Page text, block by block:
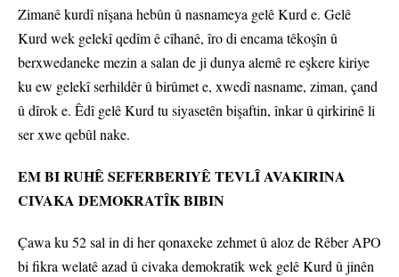
Zimanê kurdî nîşana hebûn û nasnameya gelê Kurd e. Gelê
Kurd wek gelekî qedîm ê cîhanê, îro di encama têkoşîn û
berxwedaneke mezin a salan de ji dunya alemê re eşkere kiriye
ku ew gelekî serhildêr û birûmet e, xwedî nasname, ziman, çand
û dîrok e. Êdî gelê Kurd tu siyasetên bişaftin, înkar û qirkirinê li
ser xwe qebûl nake.
EM BI RUHÊ SEFERBERIYÊ TEVLÎ AVAKIRINA
CIVAKA DEMOKRATÎK BIBIN
Çawa ku 52 sal in di her qonaxeke zehmet û aloz de Rêber APO
bi fikra welatê azad û civaka demokratîk wek gelê Kurd û jinên